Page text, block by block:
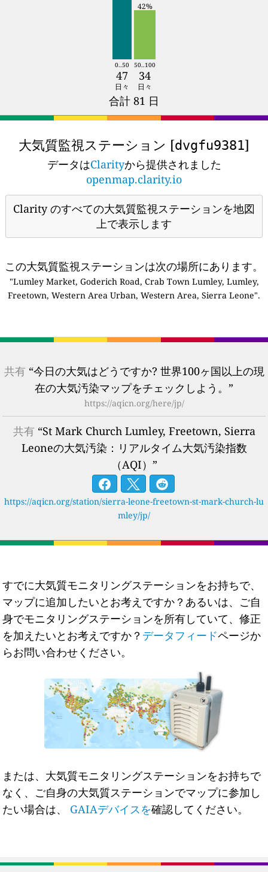
42%
0..50 50..100
47 34
日々 日々
合計 81 日
大気質監視ステーション [dvgfu9381]
データはClarityから提供されました
openmap.clarity.io
Clarity のすべての大気質監視ステーションを地図
上で表示します
この大気質監視ステーションは次の場所にあります。
"Lumley Market, Goderich Road, Crab Town Lumley, Lumley,
Freetown, Western Area Urban, Western Area, Sierra Leone".
共有“今日の大気はどうですか? 世界100ヶ国以上の現
在の大気汚染マップをチェックしよう。”
https://aqicn.org/here/jp/
共有“St Mark Church Lumley, Freetown, Sierra
Leoneの大気汚染：リアルタイム大気汚染指数
（AQI）”
https://aqicn.org/station/sierra-leone-freetown-st-mark-church-lu
mley/jp/
すでに大気質モニタリングステーションをお持ちで、
マップに追加したいとお考えですか？あるいは、ご自
身でモニタリングステーションを所有していて、修正
を加えたいとお考えですか？ データフィードページか
らお問い合わせください。
または、大気質モニタリングステーションをお持ちで
なく、ご自身の大気質ステーションでマップに参加し
たい場合は、 GAIAデバイスを確認してください。